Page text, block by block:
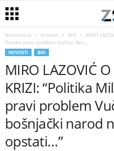
Naslovnica Novosti BiH
MIRO
Dodika pravi problem Vučiću; Bez...
NOVOSTI BIH
MIRO LAZOVIĆ O
KRIZI: “Politika
pravi problem
bošnjački narod
opstati…”